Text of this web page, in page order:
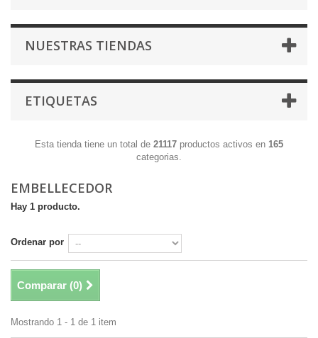
NUESTRAS TIENDAS
ETIQUETAS
Esta tienda tiene un total de 21117 productos activos en 165
categorias.
EMBELLECEDOR
Hay 1 producto.
Ordenar por
Comparar (0)
Mostrando 1 - 1 de 1 item